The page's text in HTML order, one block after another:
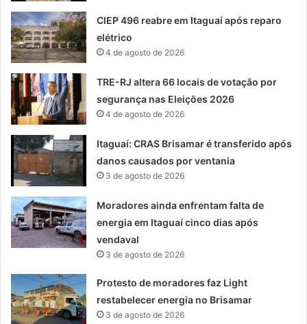
CIEP 496 reabre em Itaguaí após reparo
elétrico
4 de agosto de 2026
TRE-RJ altera 66 locais de votação por
segurança nas Eleições 2026
4 de agosto de 2026
Itaguaí: CRAS Brisamar é transferido após
danos causados por ventania
3 de agosto de 2026
Moradores ainda enfrentam falta de
energia em Itaguaí cinco dias após
vendaval
3 de agosto de 2026
Protesto de moradores faz Light
restabelecer energia no Brisamar
3 de agosto de 2026